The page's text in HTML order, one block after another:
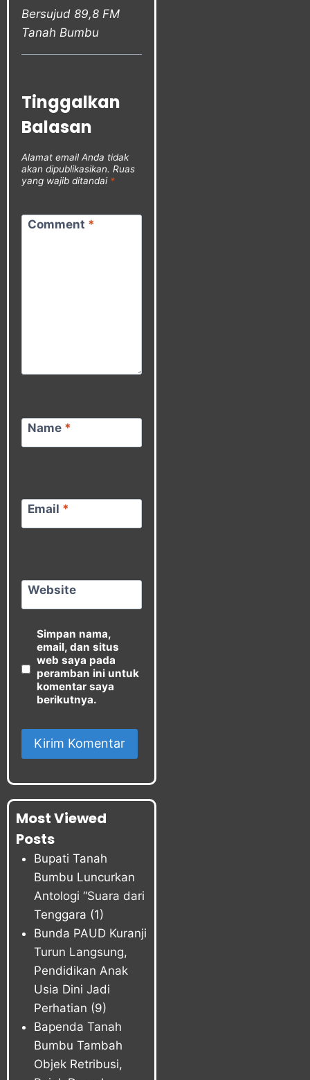
Bersujud 89,8 FM
Tanah Bumbu
Tinggalkan
Balasan
Alamat email Anda tidak
akan dipublikasikan. Ruas
yang wajib ditandai *
Comment *
Name *
Email *
Website
Simpan nama,
email, dan situs
web saya pada
peramban ini untuk
komentar saya
berikutnya.
Most Viewed
Posts
Bupati Tanah
Bumbu Luncurkan
Antologi “Suara dari
Tenggara (1)
Bunda PAUD Kuranji
Turun Langsung,
Pendidikan Anak
Usia Dini Jadi
Perhatian (9)
Bapenda Tanah
Bumbu Tambah
Objek Retribusi,